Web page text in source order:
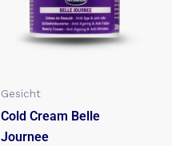
Gesicht
Cold Cream Belle
Journee